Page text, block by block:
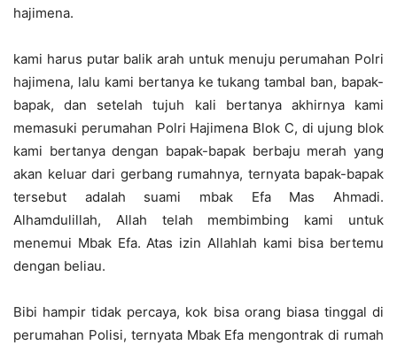
hajimena.
kami harus putar balik arah untuk menuju perumahan Polri
hajimena, lalu kami bertanya ke tukang tambal ban, bapak-
bapak, dan setelah tujuh kali bertanya akhirnya kami
memasuki perumahan Polri Hajimena Blok C, di ujung blok
kami bertanya dengan bapak-bapak berbaju merah yang
akan keluar dari gerbang rumahnya, ternyata bapak-bapak
tersebut adalah suami mbak Efa Mas Ahmadi.
Alhamdulillah, Allah telah membimbing kami untuk
menemui Mbak Efa. Atas izin Allahlah kami bisa bertemu
dengan beliau.
Bibi hampir tidak percaya, kok bisa orang biasa tinggal di
perumahan Polisi, ternyata Mbak Efa mengontrak di rumah